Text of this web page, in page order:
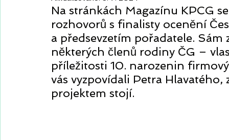
Na stránkách Magazínu KPCG
rozhovorů s finalisty ocenění
a předsevzetím pořadatele. Sám
některých členů rodiny ČG –
příležitosti 10. narozenin
vás vyzpovídali Petra
projektem stojí.